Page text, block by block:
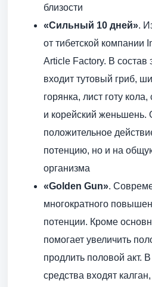
близости
«Сильный 10 дней».
от тибетской компании
Article Factory. В состав
входит тутовый гриб,
горянка, лист готу
и корейский женьшень.
положительное
потенцию, но и на
организма
«Golden Gun».
многократного
потенции. Кроме
помогает увеличить
продлить половой акт. В
средства входят